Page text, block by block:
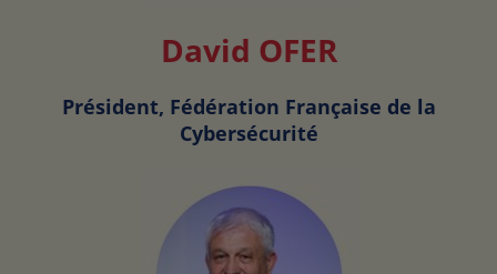
David OFER
Président, Fédération Française de la
Cybersécurité